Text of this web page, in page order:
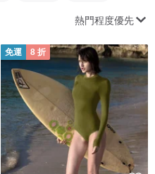
熱門程度優先
免運 8 折